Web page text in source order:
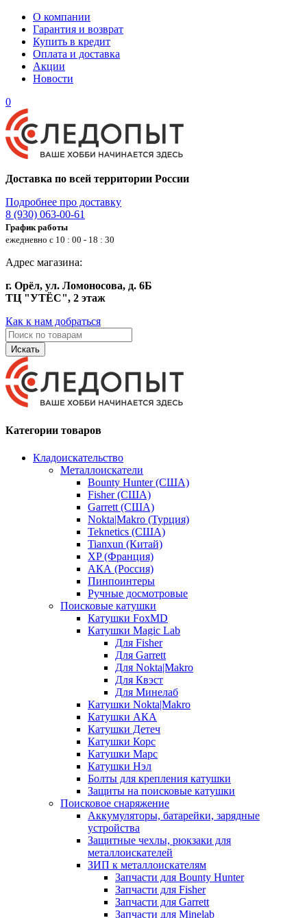
О компании
Гарантия и возврат
Купить в кредит
Оплата и доставка
Акции
Новости
0
Доставка по всей территории России
Подробнее про доставку
8 (930) 063-00-61
График работы
ежедневно с 10 : 00 - 18 : 30
Адрес магазина:
г. Орёл, ул. Ломоносова, д. 6Б
ТЦ "УТЁС", 2 этаж
Как к нам добраться
Искать
Категории товаров
Кладоискательство
Металлоискатели
Bounty Hunter (США)
Fisher (США)
Garrett (США)
Nokta|Makro (Турция)
Teknetics (США)
Tianxun (Китай)
XP (Франция)
АКА (Россия)
Пинпоинтеры
Ручные досмотровые
Поисковые катушки
Катушки FoxMD
Катушки Magic Lab
Для Fisher
Для Garrett
Для Nokta|Makro
Для Квэст
Для Минелаб
Катушки Nokta|Makro
Катушки АКА
Катушки Детеч
Катушки Корс
Катушки Марс
Катушки Нэл
Болты для крепления катушки
Защиты на поисковые катушки
Поисковое снаряжение
Аккумуляторы, батарейки, зарядные
устройства
Защитные чехлы, рюкзаки для
металлоискателей
ЗИП к металлоискателям
Запчасти для Bounty Hunter
Запчасти для Fisher
Запчасти для Garrett
Запчасти для Minelab